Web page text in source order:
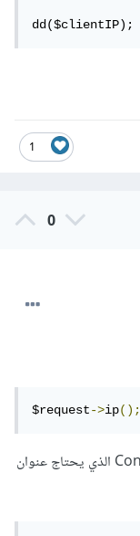
dd($clientIP);
1
0
$request->ip();
بعد أن تقوم بتعريف الـ request في الـ Controller الذي يحتاج عنوان